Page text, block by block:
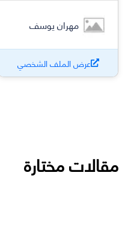
مهران يوسف
عرض الملف الشخصي
مقالات مختارة